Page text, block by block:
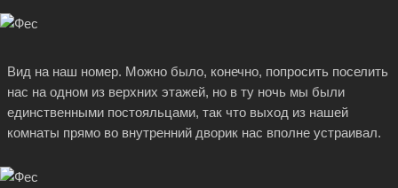
Вид на наш номер. Можно было, конечно, попросить поселить
нас на одном из верхних этажей, но в ту ночь мы были
единственными постояльцами, так что выход из нашей
комнаты прямо во внутренний дворик нас вполне устраивал.